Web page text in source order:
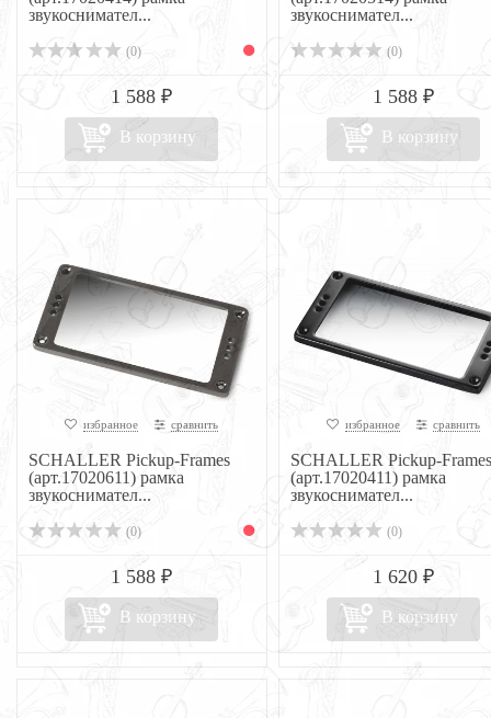
звукоснимател...
(0)
1 588 ₽
В корзину
звукоснимател...
(0)
1 588 ₽
В корзину
избранное сравнить
SCHALLER Pickup-Frames
(арт.17020611) рамка
звукоснимател...
(0)
1 588 ₽
В корзину
избранное сравнить
SCHALLER Pickup-Frames
(арт.17020411) рамка
звукоснимател...
(0)
1 620 ₽
В корзину